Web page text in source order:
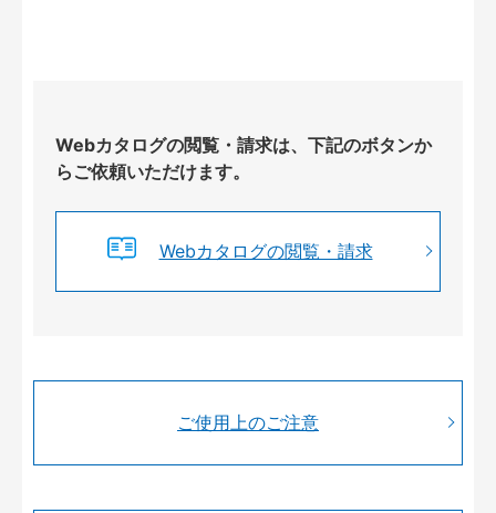
Webカタログの閲覧・請求は、下記のボタンか
らご依頼いただけます。
Webカタログの閲覧・請求
ご使用上のご注意